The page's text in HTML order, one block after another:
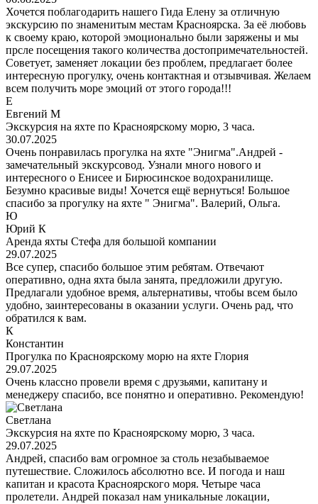
Хочется поблагодарить нашего Гида Елену за отличную
экскурсию по знаменитым местам Красноярска. За её любовь
к своему краю, которой эмоционально были заряжены и мы
прсле посещения такого количества достопримечательностей.
Советует, заменяет локации без проблем, предлагает более
интересную прогулку, очень контактная и отзывчивая. Желаем
всем получить море эмоций от этого города!!!
Е
Евгений М
Экскурсия на яхте по Красноярскому морю, 3 часа.
30.07.2025
Очень понравилась прогулка на яхте "Энигма".Андрей -
замечательный экскурсовод. Узнали много нового и
интересного о Енисее и Бирюсинское водохранилище.
Безумно красивые виды! Хочется ещё вернуться! Большое
спасибо за прогулку на яхте " Энигма". Валерий, Ольга.
Ю
Юрий К
Аренда яхты Стефа для большой компании
29.07.2025
Все супер, спасибо большое этим ребятам. Отвечают
оперативно, одна яхта была занята, предложили другую.
Предлагали удобное время, альтернативы, чтобы всем было
удобно, заинтересованы в оказании услуги. Очень рад, что
обратился к вам.
К
Константин
Прогулка по Красноярскому морю на яхте Глория
29.07.2025
Очень классно провели время с друзьями, капитану и
менеджеру спасибо, все понятно и оперативно. Рекомендую!
Светлана
Экскурсия на яхте по Красноярскому морю, 3 часа.
29.07.2025
Андрей, спасибо вам огромное за столь незабываемое
путешествие. Сложилось абсолютно все. И погода и наш
капитан и красота Красноярского моря. Четыре часа
пролетели. Андрей показал нам уникальные локации,